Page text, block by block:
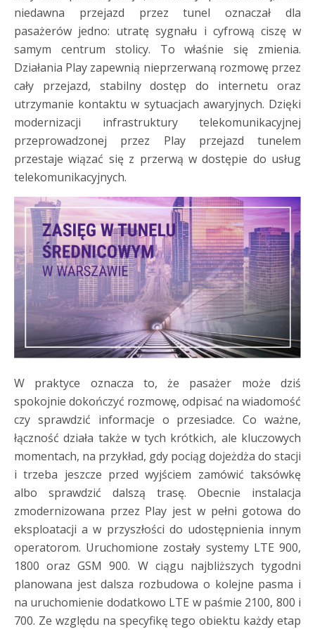
niedawna przejazd przez tunel oznaczał dla
pasażerów jedno: utratę sygnału i cyfrową ciszę w
samym centrum stolicy. To właśnie się zmienia.
Działania Play zapewnią nieprzerwaną rozmowę przez
cały przejazd, stabilny dostęp do internetu oraz
utrzymanie kontaktu w sytuacjach awaryjnych. Dzięki
modernizacji infrastruktury telekomunikacyjnej
przeprowadzonej przez Play przejazd tunelem
przestaje wiązać się z przerwą w dostępie do usług
telekomunikacyjnych.
W praktyce oznacza to, że pasażer może dziś
spokojnie dokończyć rozmowę, odpisać na wiadomość
czy sprawdzić informacje o przesiadce. Co ważne,
łączność działa także w tych krótkich, ale kluczowych
momentach, na przykład, gdy pociąg dojeżdża do stacji
i trzeba jeszcze przed wyjściem zamówić taksówkę
albo sprawdzić dalszą trasę. Obecnie instalacja
zmodernizowana przez Play jest w pełni gotowa do
eksploatacji a w przyszłości do udostępnienia innym
operatorom. Uruchomione zostały systemy LTE 900,
1800 oraz GSM 900. W ciągu najbliższych tygodni
planowana jest dalsza rozbudowa o kolejne pasma i
na uruchomienie dodatkowo LTE w paśmie 2100, 800 i
700. Ze względu na specyfikę tego obiektu każdy etap